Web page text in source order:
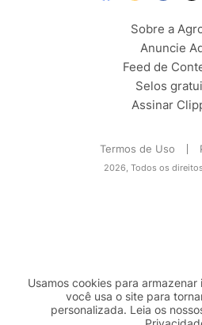
Sobre a
Anuncie
Feed de
Selos
Assinar
Termos de Uso
2026, Todos os
Usamos cookies para
você usa o site para
personalizada. Leia os